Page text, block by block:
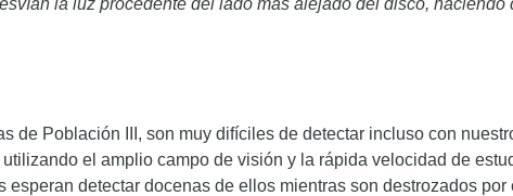
la luz procedente del lado mas alejado del disco,
de Población III, son muy difíciles de detectar incluso con
el amplio campo de visión y la rápida velocidad de
detectar docenas de ellos mientras son destrozados